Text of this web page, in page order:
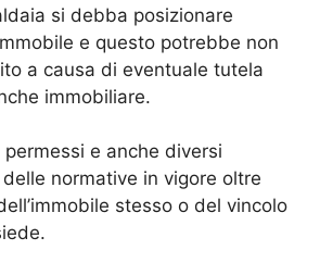
si debba posizionare
e questo potrebbe non
a causa di eventuale tutela
immobiliare.
permessi e anche diversi
normative in vigore oltre
stesso o del vincolo